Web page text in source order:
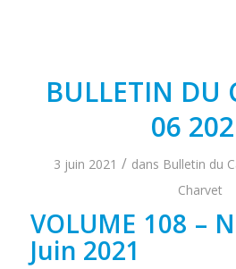
BULLETIN DU
06
3 juin 2021 / dans Bulletin du
Charvet
VOLUME 108 –
Juin 2021